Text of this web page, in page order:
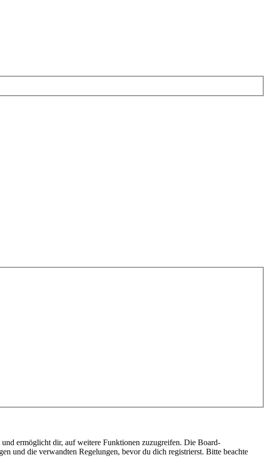
ermöglicht dir, auf weitere Funktionen zuzugreifen. Die Board-
und die verwandten Regelungen, bevor du dich registrierst. Bitte beachte